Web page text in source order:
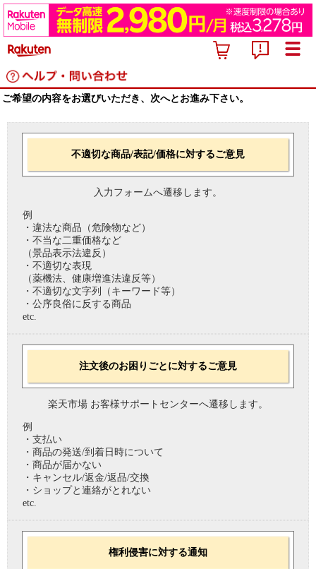
ご希望の内容をお選びいただき、次へとお進み下さい。
不適切な商品/表記/価格に対するご意見
入力フォームへ遷移します。
例
・違法な商品（危険物など）
・不当な二重価格など
（景品表示法違反）
・不適切な表現
（薬機法、健康増進法違反等）
・不適切な文字列（キーワード等）
・公序良俗に反する商品
etc.
注文後のお困りごとに対するご意見
楽天市場 お客様サポートセンターへ遷移します。
例
・支払い
・商品の発送/到着日時について
・商品が届かない
・キャンセル/返金/返品/交換
・ショップと連絡がとれない
etc.
権利侵害に対する通知